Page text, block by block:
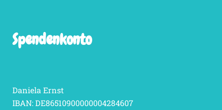
Spendenkonto
Daniela Ernst
IBAN: DE86510900000004284607